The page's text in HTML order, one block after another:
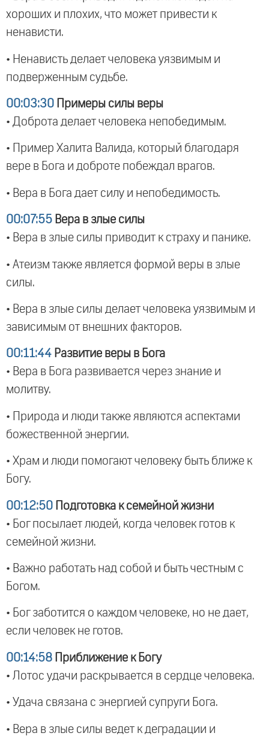
хороших и плохих, что может привести к
ненависти.
• Ненависть делает человека уязвимым и
подверженным судьбе.
00:03:30 Примеры силы веры
• Доброта делает человека непобедимым.
• Пример Халита Валида, который благодаря
вере в Бога и доброте побеждал врагов.
• Вера в Бога дает силу и непобедимость.
00:07:55 Вера в злые силы
• Вера в злые силы приводит к страху и панике.
• Атеизм также является формой веры в злые
силы.
• Вера в злые силы делает человека уязвимым и
зависимым от внешних факторов.
00:11:44 Развитие веры в Бога
• Вера в Бога развивается через знание и
молитву.
• Природа и люди также являются аспектами
божественной энергии.
• Храм и люди помогают человеку быть ближе к
Богу.
00:12:50 Подготовка к семейной жизни
• Бог посылает людей, когда человек готов к
семейной жизни.
• Важно работать над собой и быть честным с
Богом.
• Бог заботится о каждом человеке, но не дает,
если человек не готов.
00:14:58 Приближение к Богу
• Лотос удачи раскрывается в сердце человека.
• Удача связана с энергией супруги Бога.
• Вера в злые силы ведет к деградации и